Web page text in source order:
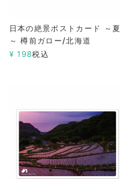
日本の絶景ポストカード ～夏
～ 樽前ガロー/北海道
¥ 198税込